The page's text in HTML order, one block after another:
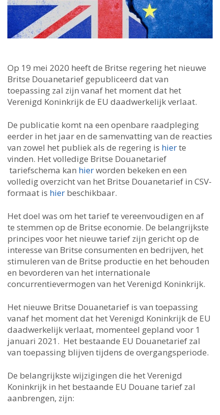
Op 19 mei 2020 heeft de Britse regering het nieuwe
Britse Douanetarief gepubliceerd dat van
toepassing zal zijn vanaf het moment dat het
Verenigd Koninkrijk de EU daadwerkelijk verlaat.
De publicatie komt na een openbare raadpleging
eerder in het jaar en de samenvatting van de reacties
van zowel het publiek als de regering is hierte
vinden. Het volledige Britse Douanetarief
tariefschema kan hierworden bekeken en een
volledig overzicht van het Britse Douanetarief in CSV-
formaat is hier beschikbaar.
Het doel was om het tarief te vereenvoudigen en af ​​
te stemmen op de Britse economie. De belangrijkste
principes voor het nieuwe tarief zijn gericht op de
interesse van Britse consumenten en bedrijven, het
stimuleren van de Britse productie en het behouden
en bevorderen van het internationale
concurrentievermogen van het Verenigd Koninkrijk.
Het nieuwe Britse Douanetarief is van toepassing
vanaf het moment dat het Verenigd Koninkrijk de EU
daadwerkelijk verlaat, momenteel gepland voor 1
januari 2021. Het bestaande EU Douanetarief zal
van toepassing blijven tijdens de overgangsperiode.
De belangrijkste wijzigingen die het Verenigd
Koninkrijk in het bestaande EU Douane tarief zal
aanbrengen, zijn: